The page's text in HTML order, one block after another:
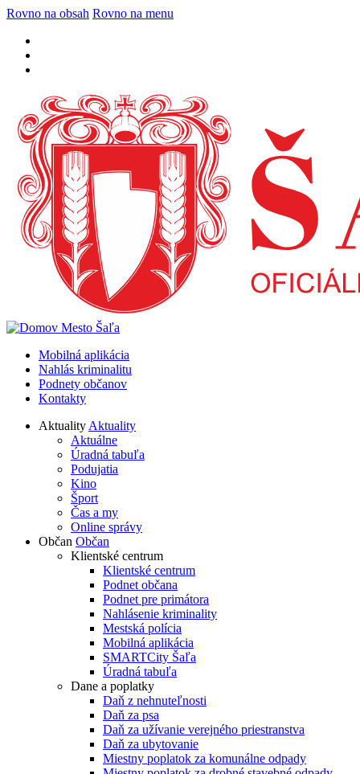
Rovno na obsah Rovno na menu
Mobilná aplikácia
Nahlás kriminalitu
Podnety občanov
Kontakty
AktualityAktuality
Aktuálne
Úradná tabuľa
Podujatia
Kino
Šport
Čas a my
Online správy
Občan Občan
Klientské centrum
Klientské centrum
Podnet občana
Podnet pre primátora
Nahlásenie kriminality
Mestská polícia
Mobilná aplikácia
SMARTCity Šaľa
Úradná tabuľa
Dane a poplatky
Daň z nehnuteľnosti
Daň za psa
Daň za užívanie verejného priestranstva
Daň za ubytovanie
Miestny poplatok za komunálne odpady